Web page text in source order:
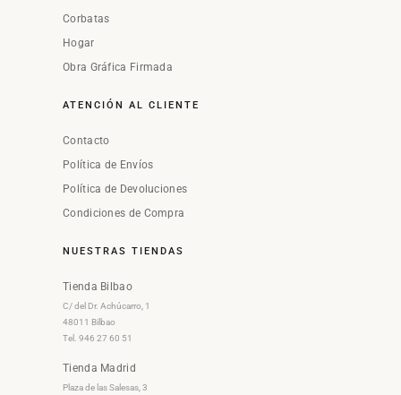
Corbatas
Hogar
Obra Gráfica Firmada
ATENCIÓN AL CLIENTE
Contacto
Política de Envíos
Política de Devoluciones
Condiciones de Compra
NUESTRAS TIENDAS
Tienda Bilbao
C/ del Dr. Achúcarro, 1
48011 Bilbao
Tel. 946 27 60 51
Tienda Madrid
Plaza de las Salesas, 3